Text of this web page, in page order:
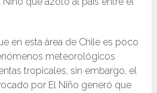
en esta área de Chile es poco
meteorológicos
tropicales, sin embargo, el
por El Niño generó que